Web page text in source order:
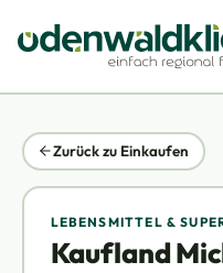
Zurück zu Einkaufen
LEBENSMITTEL &
Kaufland